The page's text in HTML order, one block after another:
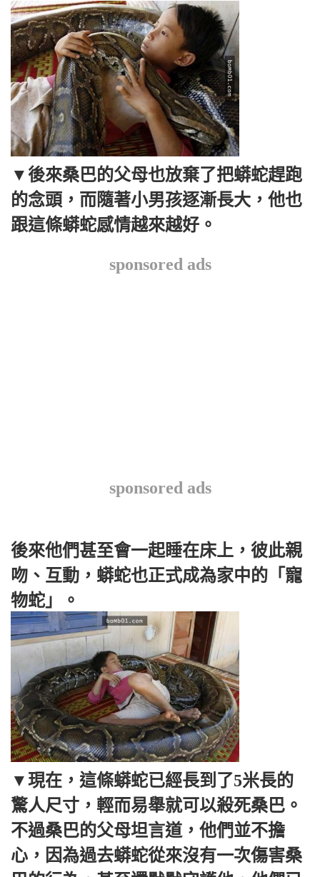
▼後來桑巴的父母也放棄了把蟒蛇趕跑
的念頭，而隨著小男孩逐漸長大，他也
跟這條蟒蛇感情越來越好。
sponsored ads
sponsored ads
後來他們甚至會一起睡在床上，彼此親
吻、互動，蟒蛇也正式成為家中的「寵
物蛇」。
▼現在，這條蟒蛇已經長到了5米長的
驚人尺寸，輕而易舉就可以殺死桑巴。
不過桑巴的父母坦言道，他們並不擔
心，因為過去蟒蛇從來沒有一次傷害桑